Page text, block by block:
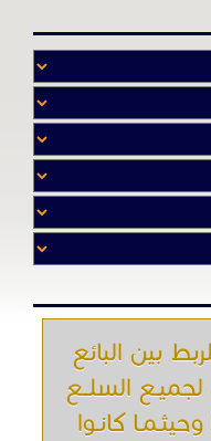
بين البائع
السلــع
كانـوا
بنا